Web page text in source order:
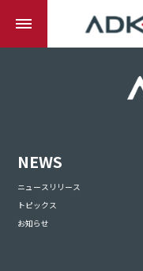
NEWS
ニュースリリース
トピックス
お知らせ